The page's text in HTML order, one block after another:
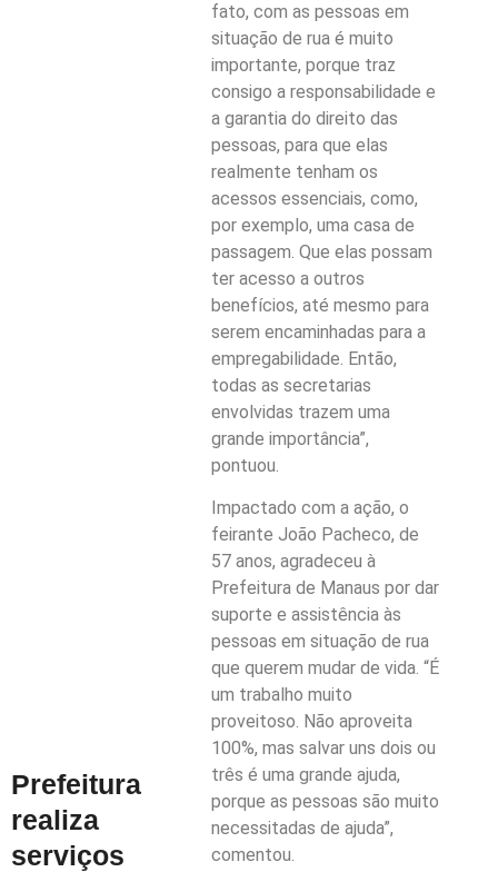
Prefeitura
realiza
serviços
fato, com as pessoas em
situação de rua é muito
importante, porque traz
consigo a responsabilidade e
a garantia do direito das
pessoas, para que elas
realmente tenham os
acessos essenciais, como,
por exemplo, uma casa de
passagem. Que elas possam
ter acesso a outros
benefícios, até mesmo para
serem encaminhadas para a
empregabilidade. Então,
todas as secretarias
envolvidas trazem uma
grande importância”,
pontuou.
Impactado com a ação, o
feirante João Pacheco, de
57 anos, agradeceu à
Prefeitura de Manaus por dar
suporte e assistência às
pessoas em situação de rua
que querem mudar de vida. “É
um trabalho muito
proveitoso. Não aproveita
100%, mas salvar uns dois ou
três é uma grande ajuda,
porque as pessoas são muito
necessitadas de ajuda”,
comentou.